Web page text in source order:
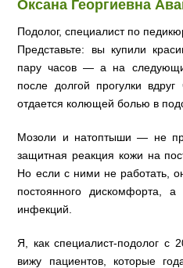
Оксана Георгиевна
Подолог, специалист по
Представьте: вы купили
пару часов — а на
после долгой прогулки
отдается колющей болью в
Мозоли и натоптыши — не
защитная реакция кожи на
Но если с ними не работать,
постоянного дискомфорта,
инфекций.
Я, как специалист‑подолог с
вижу пациентов, которые